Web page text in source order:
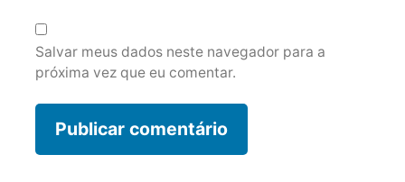
Salvar meus dados neste navegador para a
próxima vez que eu comentar.